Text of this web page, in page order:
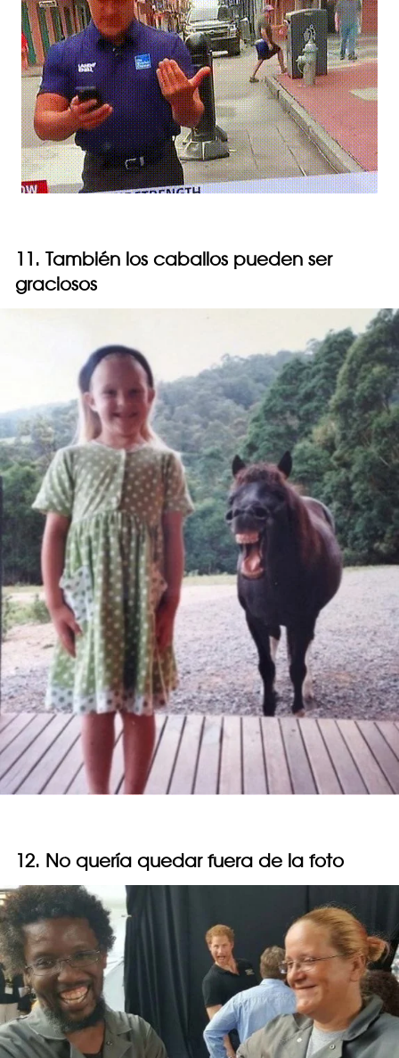
11. También los caballos pueden ser
graciosos
12. No quería quedar fuera de la foto